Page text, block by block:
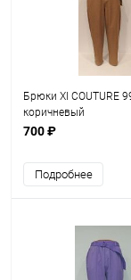
Брюки XI COUTURE
коричневый
700 ₽
Подробнее